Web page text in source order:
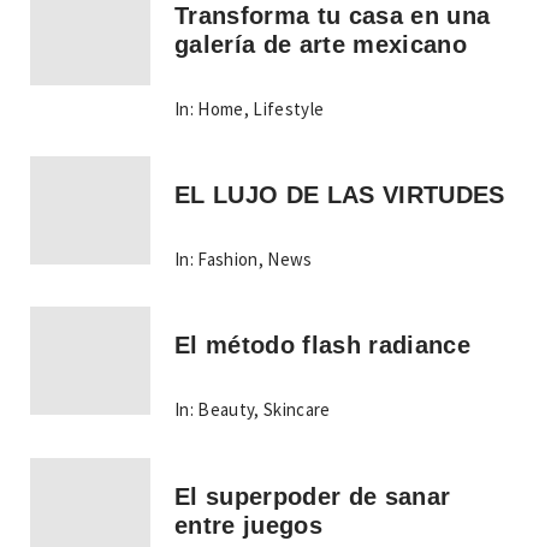
Transforma tu casa en una
galería de arte mexicano
In: Home, Lifestyle
EL LUJO DE LAS VIRTUDES
In: Fashion, News
El método flash radiance
In: Beauty,Skincare
El superpoder de sanar
entre juegos